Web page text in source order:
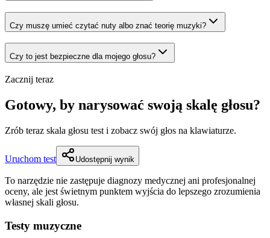
Czy muszę umieć czytać nuty albo znać teorię muzyki?
Czy to jest bezpieczne dla mojego głosu?
Zacznij teraz
Gotowy, by narysować swoją skalę głosu?
Zrób teraz skala głosu test i zobacz swój głos na klawiaturze.
Uruchom test Udostępnij wynik
To narzędzie nie zastępuje diagnozy medycznej ani profesjonalnej
oceny, ale jest świetnym punktem wyjścia do lepszego zrozumienia
własnej skali głosu.
Testy muzyczne